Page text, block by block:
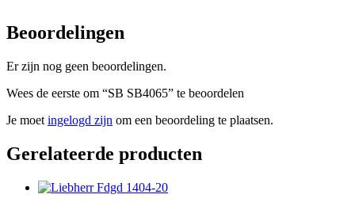
Beoordelingen
Er zijn nog geen beoordelingen.
Wees de eerste om “SB SB4065” te beoordelen
Je moet ingelogd zijn om een beoordeling te plaatsen.
Gerelateerde producten